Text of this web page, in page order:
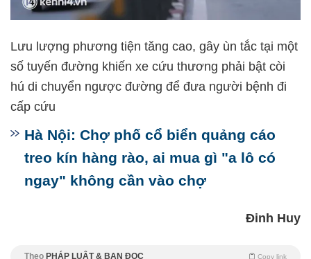
Lưu lượng phương tiện tăng cao, gây ùn tắc tại một
số tuyến đường khiến xe cứu thương phải bật còi
hú di chuyển ngược đường để đưa người bệnh đi
cấp cứu
Hà Nội: Chợ phố cổ biển quảng cáo
treo kín hàng rào, ai mua gì "a lô có
ngay" không cần vào chợ
Đinh Huy
Theo PHÁP LUẬT & BẠN ĐỌC Copy link